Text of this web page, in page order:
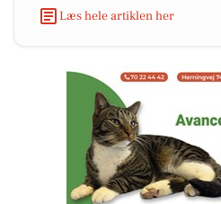
Læs hele artiklen her